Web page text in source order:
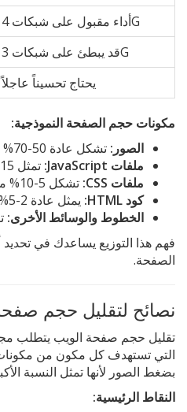
أداء مقبول على شبكات 4G
قد يبطئ على شبكات 3G
يحتاج تحسيناً عاجلاً
مكونات حجم الصفحة النموذجية:
الصور: تشكل عادة 50-70% من إجمالي حجم الصفحة
ملفات JavaScript:
تمثل 15-25% من الحجم
ملفات CSS:
تشكل 5-10% من الحجم
كود HTML:
يمثل عادة 2-5% فقط
الخطوط والوسائط الأخرى:
فهم هذا التوزيع يساعدك في
الصفحة.
نصائح لتقليل حجم
تقليل حجم صفحة الويب يتطلب
التي تستهدف كل مكون من
بضغط الصور لأنها تمثل النسبة
النقاط الرئيسية: